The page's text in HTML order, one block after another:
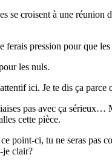
se croisent à une
pression pour que
les nuls.
ici. Je te dis ça parce
pas avec ça sérieux…
cette pièce.
point-ci, tu ne seras pas
clair?